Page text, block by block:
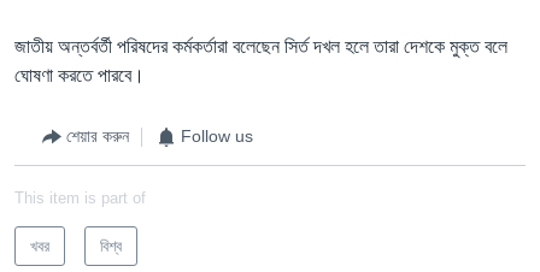
জাতীয় অন্তর্বর্তী পরিষদের কর্মকর্তারা বলেছেন সির্ত দখল হলে তারা দেশকে মুক্ত বলে
ঘোষণা করতে পারবে।
শেয়ার করুন Follow us
This item is part of
খবর বিশ্ব